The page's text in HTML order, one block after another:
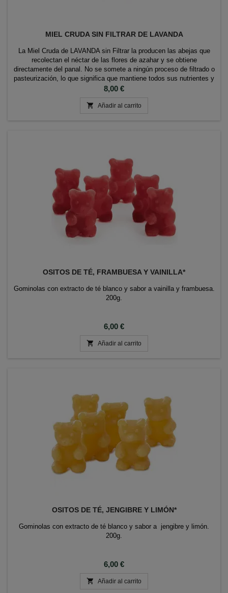
MIEL CRUDA SIN FILTRAR DE LAVANDA
La Miel Cruda de LAVANDA sin Filtrar la producen las abejas que
recolectan el néctar de las flores de azahar y se obtiene
directamente del panal. No se somete a ningún proceso de filtrado o
pasteurización, lo que significa que mantiene todos sus nutrientes y
propiedades naturales. Ha sido envasada a mano para mantener su
Precio
8,00 €
 Añadir al carrito
OSITOS DE TÉ, FRAMBUESA Y VAINILLA*
Gominolas con extracto de té blanco y sabor a vainilla y frambuesa.
200g.
Precio
6,00 €
 Añadir al carrito
OSITOS DE TÉ, JENGIBRE Y LIMÓN*
Gominolas con extracto de té blanco y sabor a jengibre y limón.
200g.
Precio
6,00 €
 Añadir al carrito